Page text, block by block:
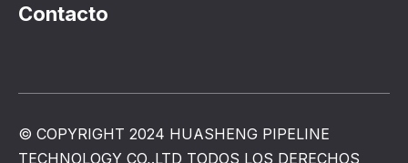
Contacto
© COPYRIGHT 2024 HUASHENG PIPELINE
TECHNOLOGY CO,.LTD TODOS LOS DERECHOS